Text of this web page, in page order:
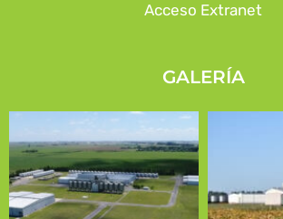
Acceso Extranet
GALERÍA